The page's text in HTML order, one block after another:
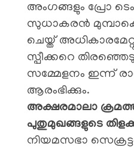
അംഗങ്ങളും പ്രോ ടെം
സുധാകരൻ
ചെയ്ത്
സ്പീക്കറെ
സമ്മേളനം ഇന്ന്
ആരംഭിക്കും.
​അക്ഷരമാലാ
പുതുമുഖങ്ങളുടെ
​നിയമസഭാ